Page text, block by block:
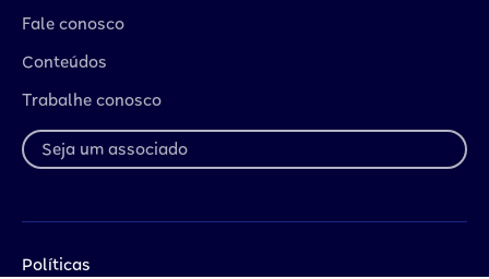
Fale conosco
Conteúdos
Trabalhe conosco
Seja um associado
Políticas